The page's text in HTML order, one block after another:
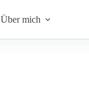
Über mich